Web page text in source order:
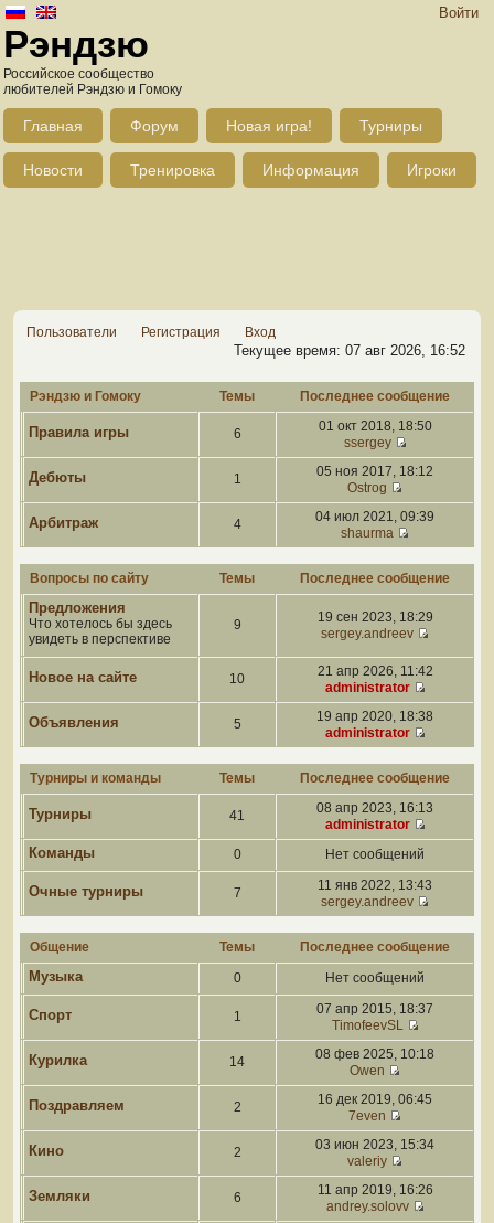
Войти
Рэндзю
Российское сообщество
любителей Рэндзю и Гомоку
Главная Форум Новая игра! Турниры
Новости Тренировка Информация Игроки
Пользователи Регистрация Вход
Текущее время: 07 авг 2026, 16:52
Рэндзю и Гомоку Темы Последнее сообщение
Правила игры 6
01 окт 2018, 18:50
ssergey
Дебюты 1
05 ноя 2017, 18:12
Ostrog
Арбитраж 4
04 июл 2021, 09:39
shaurma
Вопросы по сайту Темы Последнее сообщение
Предложения
Что хотелось бы здесь
увидеть в перспективе
9
19 сен 2023, 18:29
sergey.andreev
Новое на сайте 10
21 апр 2026, 11:42
administrator
Объявления 5
19 апр 2020, 18:38
administrator
Турниры и команды Темы Последнее сообщение
Турниры 41
08 апр 2023, 16:13
administrator
Команды 0 Нет сообщений
Очные турниры 7
11 янв 2022, 13:43
sergey.andreev
Общение Темы Последнее сообщение
Музыка 0 Нет сообщений
Спорт 1
07 апр 2015, 18:37
TimofeevSL
Курилка 14
08 фев 2025, 10:18
Owen
Поздравляем 2
16 дек 2019, 06:45
7even
Кино 2
03 июн 2023, 15:34
valeriy
Земляки 6
11 апр 2019, 16:26
andrey.solovv